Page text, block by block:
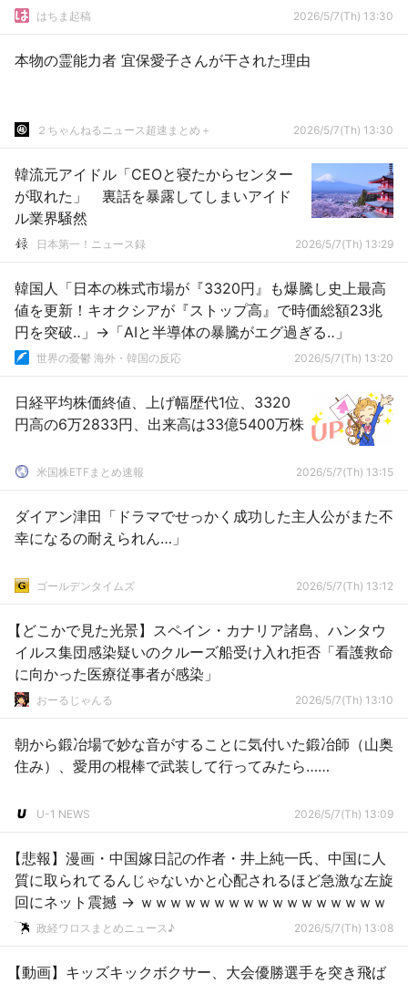
はちま起稿 2026/5/7(Th) 13:30
本物の霊能力者 宜保愛子さんが干された理由
２ちゃんねるニュース超速まとめ＋ 2026/5/7(Th) 13:30
韓流元アイドル「CEOと寝たからセンター
が取れた」 裏話を暴露してしまいアイド
ル業界騒然
日本第一！ニュース録 2026/5/7(Th) 13:29
韓国人「日本の株式市場が『3320円』も爆騰し史上最高
値を更新！キオクシアが『ストップ高』で時価総額23兆
円を突破‥」→「AIと半導体の暴騰がエグ過ぎる‥」
世界の憂鬱 海外・韓国の反応 2026/5/7(Th) 13:20
日経平均株価終値、上げ幅歴代1位、3320
円高の6万2833円、出来高は33億5400万株
米国株ETFまとめ速報 2026/5/7(Th) 13:15
ダイアン津田「ドラマでせっかく成功した主人公がまた不
幸になるの耐えられん…」
ゴールデンタイムズ 2026/5/7(Th) 13:12
【どこかで見た光景】スペイン・カナリア諸島、ハンタウ
イルス集団感染疑いのクルーズ船受け入れ拒否「看護救命
に向かった医療従事者が感染」
おーるじゃんる 2026/5/7(Th) 13:10
朝から鍛冶場で妙な音がすることに気付いた鍛冶師（山奥
住み）、愛用の棍棒で武装して行ってみたら……
U-1 NEWS 2026/5/7(Th) 13:09
【悲報】漫画・中国嫁日記の作者・井上純一氏、中国に人
質に取られてるんじゃないかと心配されるほど急激な左旋
回にネット震撼 → ｗｗｗｗｗｗｗｗｗｗｗｗｗｗｗｗｗ
政経ワロスまとめニュース♪ 2026/5/7(Th) 13:08
【動画】キッズキックボクサー、大会優勝選手を突き飛ば